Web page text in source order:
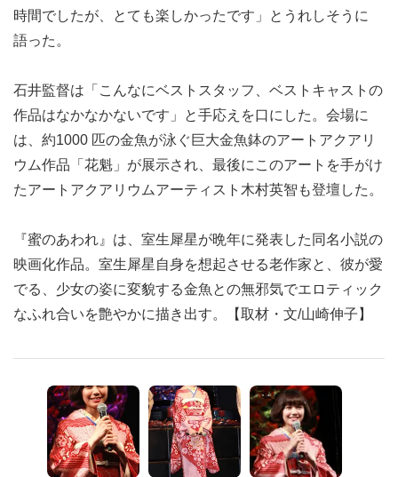
時間でしたが、とても楽しかったです」とうれしそうに
語った。
石井監督は「こんなにベストスタッフ、ベストキャストの
作品はなかなかないです」と手応えを口にした。会場に
は、約1000 匹の金魚が泳ぐ巨大金魚鉢のアートアクアリ
ウム作品「花魁」が展示され、最後にこのアートを手がけ
たアートアクアリウムアーティスト木村英智も登壇した。
『蜜のあわれ』は、室生犀星が晩年に発表した同名小説の
映画化作品。室生犀星自身を想起させる老作家と、彼が愛
でる、少女の姿に変貌する金魚との無邪気でエロティック
なふれ合いを艶やかに描き出す。【取材・文/山崎伸子】